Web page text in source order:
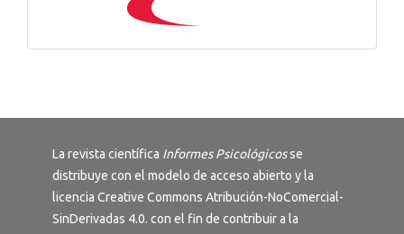
La revista científica Informes Psicológicosse
distribuye con el modelo de acceso abierto y la
licencia Creative Commons Atribución-NoComercial-
SinDerivadas 4.0. con el fin de contribuir a la